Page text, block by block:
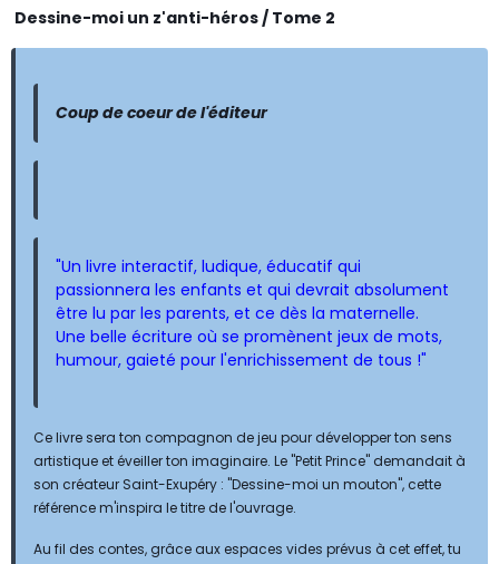
Dessine-moi un z'anti-héros / Tome 2
Coup de coeur de l'éditeur
"Un livre interactif, ludique, éducatif qui
passionnera les enfants et qui devrait absolument
être lu par les parents, et ce dès la maternelle.
Une belle écriture où se promènent jeux de mots,
humour, gaieté pour l'enrichissement de tous !"
Ce livre sera ton compagnon de jeu pour développer ton sens
artistique et éveiller ton imaginaire. Le "Petit Prince" demandait à
son créateur Saint-Exupéry : "Dessine-moi un mouton", cette
référence m'inspira le titre de l'ouvrage.
Au fil des contes, grâce aux espaces vides prévus à cet effet, tu